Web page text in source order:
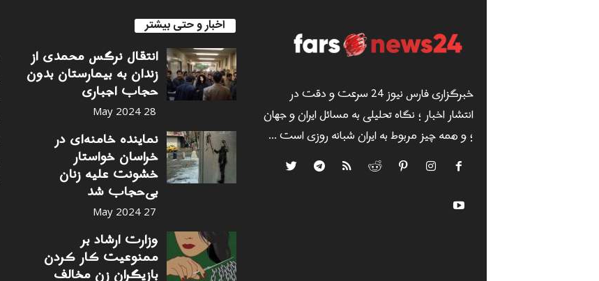
خبرگزاری فارس نیوز 24 سرعت و دقت در
انتشار اخبار ؛ نگاه تحلیلی به مسائل ایران و جهان
؛ و همه چیز مربوط به ایران شبانه روزی است ...
اخبار و حتی بیشتر
انتقال نرگس محمدی از
زندان به بیمارستان بدون
حجاب اجباری
28 May 2024
نماینده خامنه‌ای در
خراسان خواستار
خشونت علیه زنان
بی‌حجاب شد
27 May 2024
وزارت ارشاد بر
ممنوعیت کار کردن
بازیگران زن مخالف